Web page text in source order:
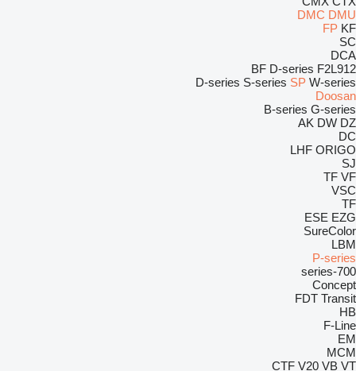
DMC DMU
FP KF
SC
DCA
BF D-series F2L912
D-series S-series SP W-series
Doosan
B-series G-series
AK DW DZ
DC
LHF ORIGO
SJ
TF VF
VSC
TF
ESE EZG
SureColor
LBM
P-series
700-series
Concept
FDT Transit
HB
F-Line
EM
MCM
CTF V20 VB VT